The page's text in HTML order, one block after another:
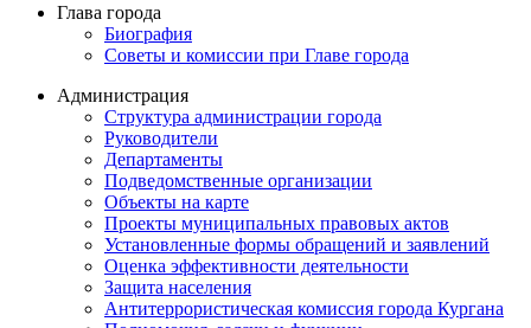
Глава города
Биография
Советы и комиссии при Главе города
Администрация
Структура администрации города
Руководители
Департаменты
Подведомственные организации
Объекты на карте
Проекты муниципальных правовых актов
Установленные формы обращений и заявлений
Оценка эффективности деятельности
Защита населения
Антитеррористическая комиссия города Кургана